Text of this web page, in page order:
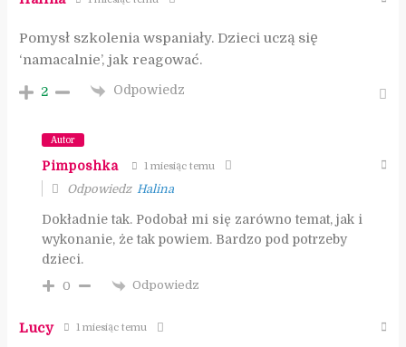
Pomysł szkolenia wspaniały. Dzieci uczą się
‘namacalnie’, jak reagować.
2 Odpowiedz
Autor
Pimposhka 1 miesiąc temu
Odpowiedz Halina
Dokładnie tak. Podobał mi się zarówno temat, jak i
wykonanie, że tak powiem. Bardzo pod potrzeby
dzieci.
0 Odpowiedz
Lucy 1 miesiąc temu